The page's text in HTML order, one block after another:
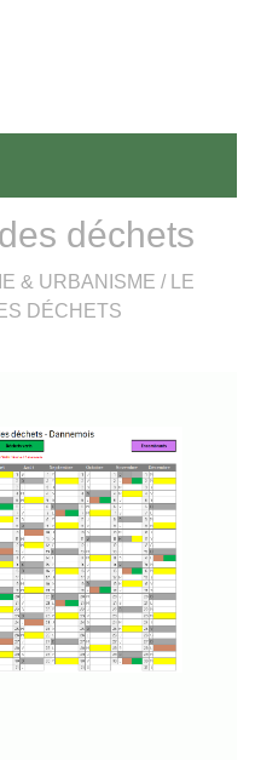
déchets
& URBANISME /
LE
DÉCHETS